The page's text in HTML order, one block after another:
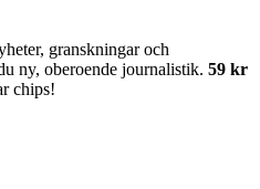
granskningar och
ny, oberoende journalistik. 59 kr
chips!